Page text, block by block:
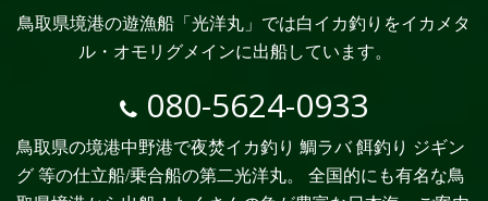
鳥取県境港の遊漁船「光洋丸」では白イカ釣りをイカメタ
ル・オモリグメインに出船しています。
080-5624-0933
鳥取県の境港中野港で夜焚イカ釣り 鯛ラバ 餌釣り ジギン
グ 等の仕立船/乗合船の第二光洋丸。 全国的にも有名な鳥